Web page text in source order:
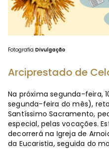
Fotografia Divulgação
Arciprestado de
Na próxima segunda-feira,
segunda-feira do mês),
Santíssimo Sacramento,
especial, pelas vocações.
decorrerá na Igreja de
da Eucaristia, seguida do